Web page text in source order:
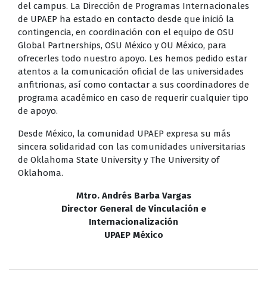
del campus. La Dirección de Programas Internacionales
de UPAEP ha estado en contacto desde que inició la
contingencia, en coordinación con el equipo de OSU
Global Partnerships, OSU México y OU México, para
ofrecerles todo nuestro apoyo. Les hemos pedido estar
atentos a la comunicación oficial de las universidades
anfitrionas, así como contactar a sus coordinadores de
programa académico en caso de requerir cualquier tipo
de apoyo.
Desde México, la comunidad UPAEP expresa su más
sincera solidaridad con las comunidades universitarias
de Oklahoma State University y The University of
Oklahoma.
Mtro. Andrés Barba Vargas
Director General de Vinculación e
Internacionalización
UPAEP México